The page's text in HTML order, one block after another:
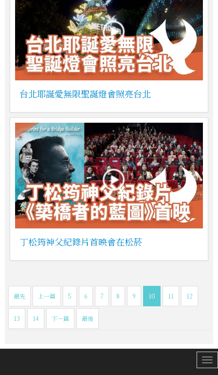
台北耶誕愛無限聖誕燈會照亮台北
丁松筠神父紀錄片首映會在松菸
最先 上一篇 5 6 7 8 9 10 11 12
13 14 下一篇 最後